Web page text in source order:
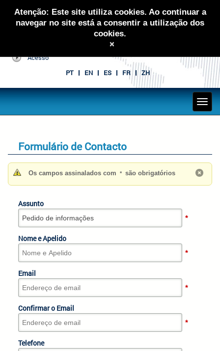
Acesso
PT
EN ES FR ZH
Formulário de Contacto
Os campos assinalados com * são obrigatórios
Assunto
*
Nome e Apelido
*
Email
*
Confirmar o Email
*
Telefone
Atenção: Este site utiliza cookies. Ao continuar a
navegar no site está a consentir a utilização dos
cookies.
×